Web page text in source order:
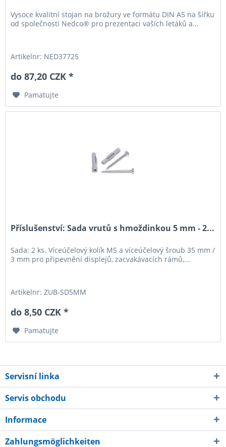
Vysoce kvalitní stojan na brožury ve formátu DIN A5 na šířku
od společnosti Nedco® pro prezentaci vašich letáků a...
Artikelnr: NED37725
do 87,20 CZK *
Pamatujte
Příslušenství: Sada vrutů s hmoždinkou 5 mm - 2...
Sada: 2 ks. Víceúčelový kolík M5 a víceúčelový šroub 35 mm /
3 mm pro připevnění displejů, zacvakávacích rámů,...
Artikelnr: ZUB-SD5MM
do 8,50 CZK *
Pamatujte
Servisní linka
Servis obchodu
Informace
Zahlungsmöglichkeiten